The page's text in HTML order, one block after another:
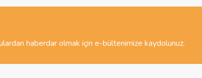
veya görüntülenemiyor.
alternatifler olmalı.
haberdar olmak için e-bültenimize kaydolunuz.